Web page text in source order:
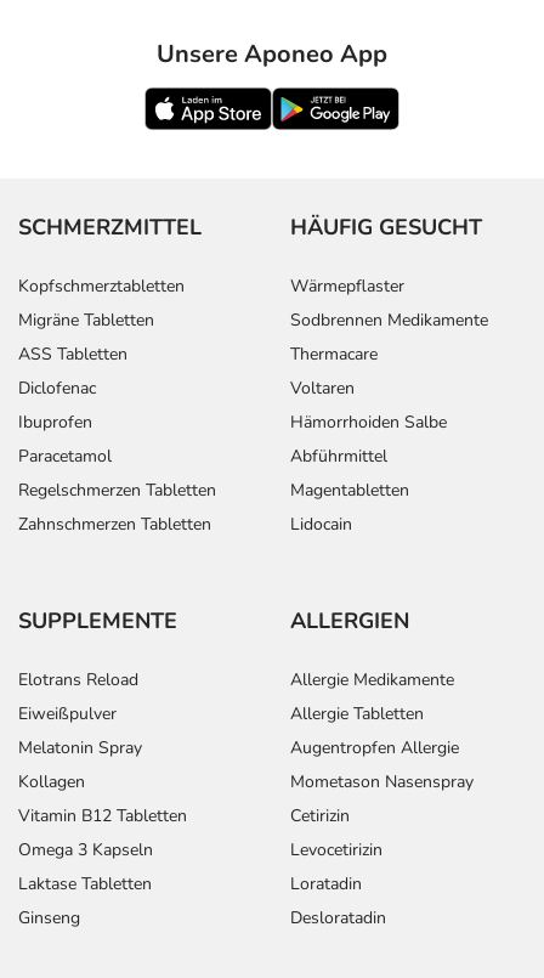
Unsere Aponeo App
SCHMERZMITTEL
Kopfschmerztabletten
Migräne Tabletten
ASS Tabletten
Diclofenac
Ibuprofen
Paracetamol
Regelschmerzen Tabletten
Zahnschmerzen Tabletten
HÄUFIG GESUCHT
Wärmepflaster
Sodbrennen Medikamente
Thermacare
Voltaren
Hämorrhoiden Salbe
Abführmittel
Magentabletten
Lidocain
SUPPLEMENTE
Elotrans Reload
Eiweißpulver
Melatonin Spray
Kollagen
Vitamin B12 Tabletten
Omega 3 Kapseln
Laktase Tabletten
Ginseng
ALLERGIEN
Allergie Medikamente
Allergie Tabletten
Augentropfen Allergie
Mometason Nasenspray
Cetirizin
Levocetirizin
Loratadin
Desloratadin